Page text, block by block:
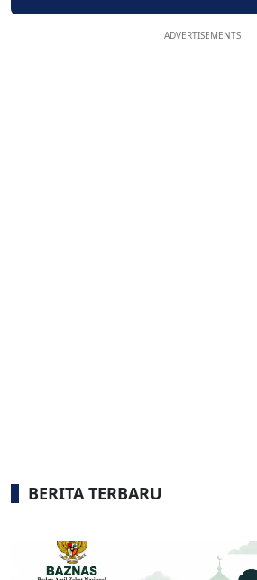
ADVERTISEMENTS
BERITA TERBARU